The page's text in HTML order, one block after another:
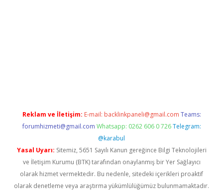
Reklam ve İletişim: E-mail: backlinkpaneli@gmail.com Teams:
forumhizmeti@gmail.com Whatsapp: 0262 606 0 726 Telegram:
@karabul
Yasal Uyarı: Sitemiz, 5651 Sayılı Kanun gereğince Bilgi Teknolojileri
ve İletişim Kurumu (BTK) tarafından onaylanmış bir Yer Sağlayıcı
olarak hizmet vermektedir. Bu nedenle, sitedeki içerikleri proaktif
olarak denetleme veya araştırma yükümlülüğümüz bulunmamaktadır.